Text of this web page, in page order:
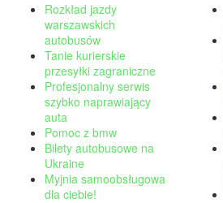
Rozkład jazdy
warszawskich
autobusów
Tanie kurierskie
przesyłki zagraniczne
Profesjonalny serwis
szybko naprawiający
auta
Pomoc z bmw
Bilety autobusowe na
Ukraine
Myjnia samoobsługowa
dla ciebie!